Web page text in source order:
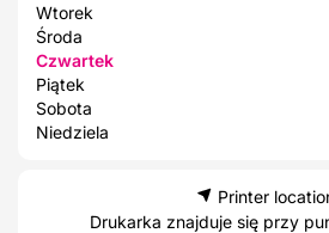
Wtorek
Środa
Czwartek
Piątek
Sobota
Niedziela
Printer
Drukarka znajduje się przy